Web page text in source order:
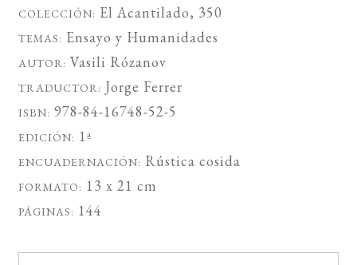
COLECCIÓN: El Acantilado, 350
TEMAS: Ensayo y Humanidades
AUTOR: Vasili Rózanov
TRADUCTOR: Jorge Ferrer
ISBN: 978-84-16748-52-5
EDICIÓN: 1ª
ENCUADERNACIÓN: Rústica cosida
FORMATO: 13 x 21 cm
PÁGINAS: 144